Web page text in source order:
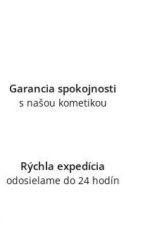
Garancia spokojnosti
s našou kometikou
Rýchla expedícia
odosielame do 24 hodín